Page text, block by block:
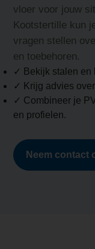
vloer voor jouw
Kootstertille kun
vragen stellen
en toebehoren.
✓ Bekijk stalen en
✓ Krijg advies
✓ Combineer je
en profielen.
Neem contact